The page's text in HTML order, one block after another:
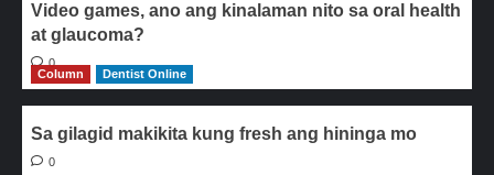
Video games, ano ang kinalaman nito sa oral health
at glaucoma?
0
Column
Dentist Online
Sa gilagid makikita kung fresh ang hininga mo
0